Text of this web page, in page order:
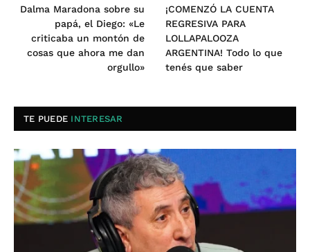
Dalma Maradona sobre su
papá, el Diego: «Le
criticaba un montón de
cosas que ahora me dan
orgullo»
¡COMENZÓ LA CUENTA
REGRESIVA PARA
LOLLAPALOOZA
ARGENTINA! Todo lo que
tenés que saber
TE PUEDE INTERESAR